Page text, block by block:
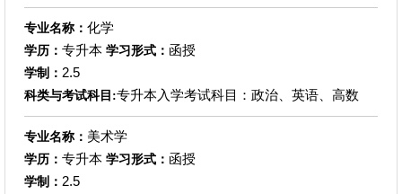
专业名称： 化学
学历： 专升本 学习形式： 函授
学制： 2.5
科类与考试科目:专升本入学考试科目：政治、英语、高数
专业名称： 美术学
学历： 专升本 学习形式： 函授
学制： 2.5